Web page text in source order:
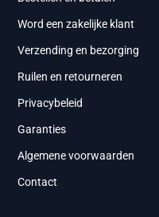
Word een zakelijke klant
Verzending en bezorging
Ruilen en retourneren
Privacybeleid
Garanties
Algemene voorwaarden
Contact